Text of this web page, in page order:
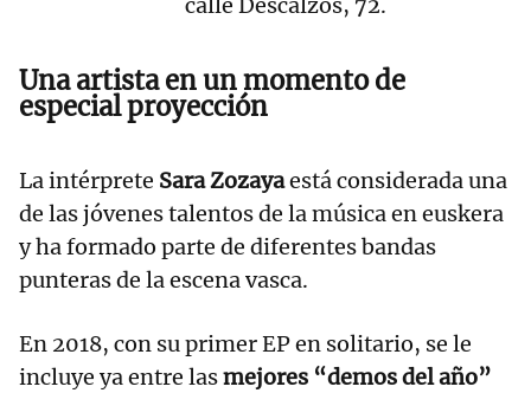
calle Descalzos, 72.
Una artista en un momento de
especial proyección
La intérprete Sara Zozayaestá considerada una
de las jóvenes talentos de la música en euskera
y ha formado parte de diferentes bandas
punteras de la escena vasca.
En 2018, con su primer EP en solitario, se le
incluye ya entre lasmejores “demos del año”